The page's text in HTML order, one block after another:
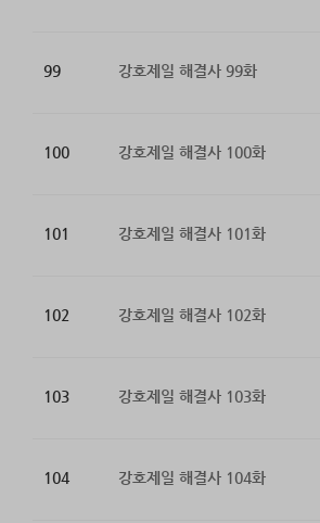
99 강호제일 해결사 99화
100 강호제일 해결사 100화
101 강호제일 해결사 101화
102 강호제일 해결사 102화
103 강호제일 해결사 103화
104 강호제일 해결사 104화